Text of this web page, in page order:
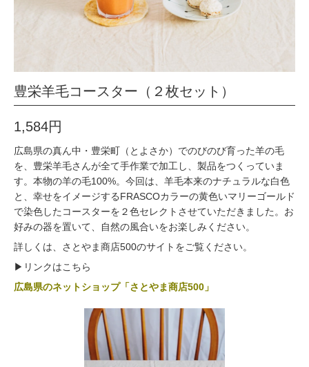
豊栄羊毛コースター（２枚セット）
1,584円
広島県の真ん中・豊栄町（とよさか）でのびのび育った羊の毛
を、豊栄羊毛さんが全て手作業で加工し、製品をつくっていま
す。本物の羊の毛100%。今回は、羊毛本来のナチュラルな白色
と、幸せをイメージするFRASCOカラーの黄色いマリーゴールド
で染色したコースターを２色セレクトさせていただきました。お
好みの器を置いて、自然の風合いをお楽しみください。
詳しくは、さとやま商店500のサイトをご覧ください。
▶︎リンクはこちら
広島県のネットショップ「さとやま商店500」